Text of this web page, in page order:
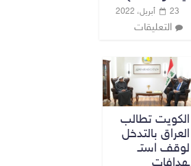
23 أبريل، 2022
التعليقات
الكويت تطالب
العراق بالتدخل
لوقف استـ